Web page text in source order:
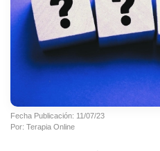
Fecha Publicación: 11/07/23
Por: Terapia Online